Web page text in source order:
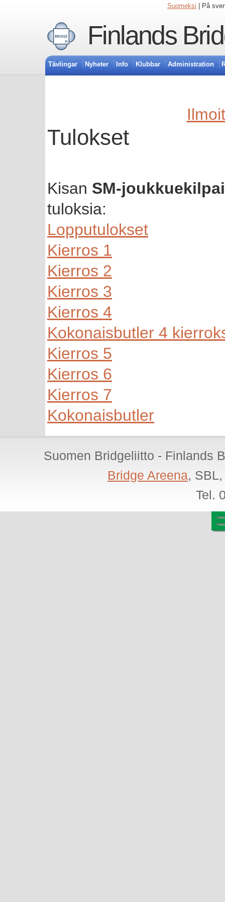
Suomeksi | På
Finlands
Tävlingar Nyheter Info Klubbar Administration
Tulokset
Kisan SM-
tuloksia:
Lopputulokset
Kierros 1
Kierros 2
Kierros 3
Kierros 4
Kokonaisbutler 4
Kierros 5
Kierros 6
Kierros 7
Kokonaisbutler
Suomen Bridgeliitto - Finlands
Bridge Areena,
Tel.